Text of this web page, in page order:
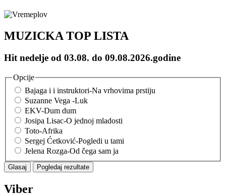
MUZICKA TOP LISTA
Hit nedelje od 03.08. do 09.08.2026.godine
Opcije
Bajaga i i instruktori-Na vrhovima prstiju
Suzanne Vega -Luk
EKV-Dum dum
Josipa Lisac-O jednoj mladosti
Toto-Afrika
Sergej Ćetković-Pogledi u tami
Jelena Rozga-Od čega sam ja
Viber